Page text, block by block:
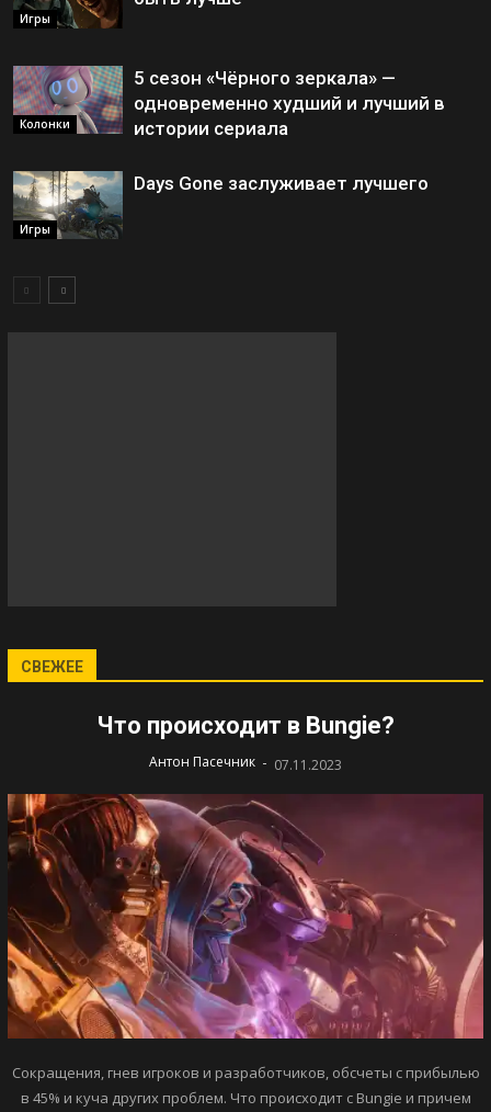
Игры
Колонки
5 сезон «Чёрного зеркала» —
одновременно худший и лучший в
истории сериала
Игры
Days Gone заслуживает лучшего
СВЕЖЕЕ
Что происходит в Bungie?
Антон Пасечник - 07.11.2023
Сокращения, гнев игроков и разработчиков, обсчеты с прибылью
в 45% и куча других проблем. Что происходит с Bungie и причем